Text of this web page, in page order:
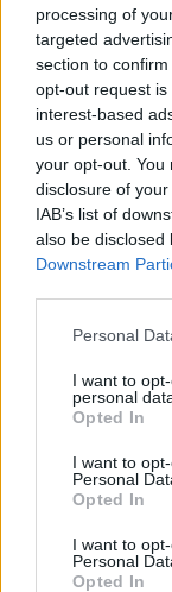
processing of
targeted
section to
opt-out request
interest-based
us or personal
your opt-out. You
disclosure of
IAB’s list of
also be disclosed
Downstream
Personal
I want to
personal
Opted In
I want to
Personal
Opted In
I want to
Personal
Opted In
Szerzői
Cookie-
Székely